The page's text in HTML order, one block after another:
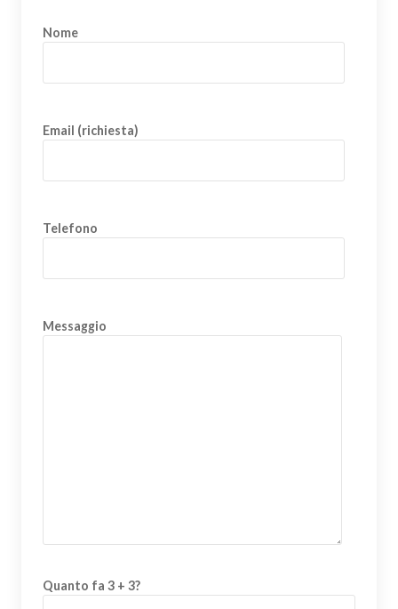
Nome
Email (richiesta)
Telefono
Messaggio
Quanto fa 3 + 3?